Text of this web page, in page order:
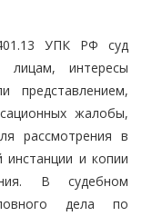
УПК РФ суд
лицам, интересы
представлением,
жалобы,
рассмотрения в
инстанции и копии
В судебном
дела по